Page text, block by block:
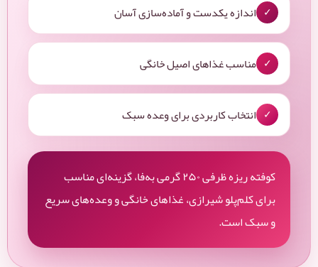
✓ اندازه یکدست و آماده‌سازی آسان
✓ مناسب غذاهای اصیل خانگی
✓ انتخاب کاربردی برای وعده سبک
کوفته ریزه ظرفی ۲۵۰ گرمی به‌فا، گزینه‌ای مناسب
برای کلم‌پلو شیرازی، غذاهای خانگی و وعده‌های سریع
و سبک است.